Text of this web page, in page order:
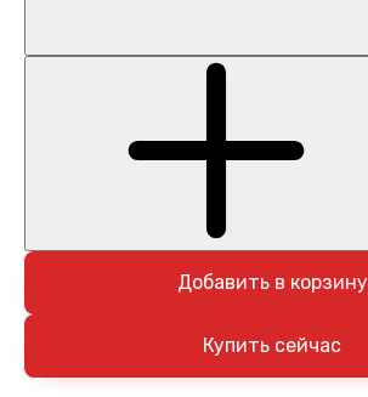
Добавить в корзину